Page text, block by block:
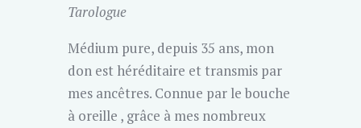
Tarologue
Médium pure, depuis 35 ans, mon
don est héréditaire et transmis par
mes ancêtres. Connue par le bouche
à oreille , grâce à mes nombreux